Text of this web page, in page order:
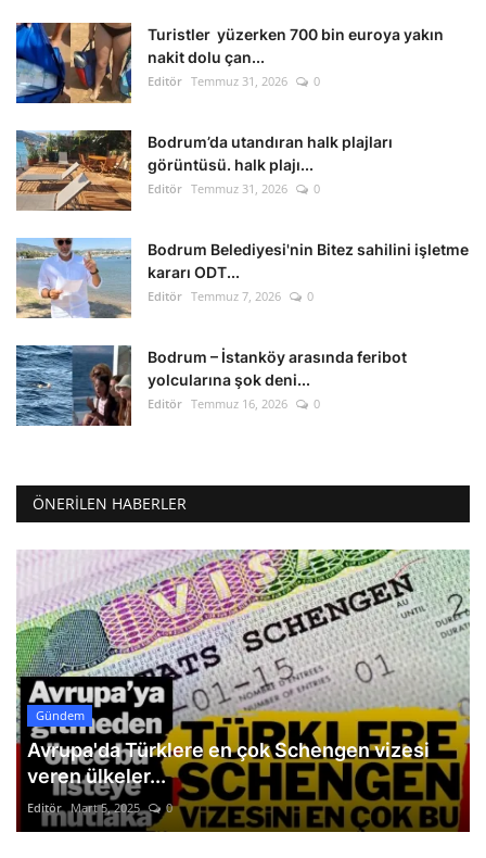
Turistler yüzerken 700 bin euroya yakın
nakit dolu çan...
Editör Temmuz 31, 2026 0
Bodrum’da utandıran halk plajları
görüntüsü. halk plajı...
Editör Temmuz 31, 2026 0
Bodrum Belediyesi'nin Bitez sahilini işletme
kararı ODT...
Editör Temmuz 7, 2026 0
Bodrum – İstanköy arasında feribot
yolcularına şok deni...
Editör Temmuz 16, 2026 0
ÖNERILEN HABERLER
Gündem
Avrupa'da Türklere en çok Schengen vizesi
veren ülkeler...
Editör Mart 5, 2025 0